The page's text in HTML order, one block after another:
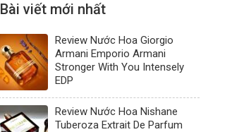
Bài viết mới nhất
Review Nước Hoa Giorgio
Armani Emporio Armani
Stronger With You Intensely
EDP
Review Nước Hoa Nishane
Tuberoza Extrait De Parfum